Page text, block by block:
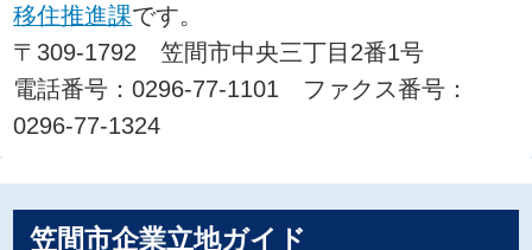
移住推進課です。
〒309-1792 笠間市中央三丁目2番1号
電話番号：0296-77-1101 ファクス番号：
0296-77-1324
笠間市企業立地ガイド